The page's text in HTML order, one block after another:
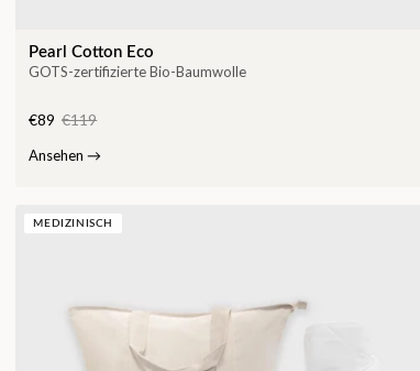
Pearl Cotton Eco
GOTS-zertifizierte Bio-Baumwolle
€89 €119
Ansehen →
MEDIZINISCH